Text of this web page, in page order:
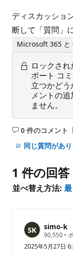
ディスカッショ
断して「質問」
Microsoft 365
ロックされ
ポート コ
立つかど
メントの
ません。
0 件のコメント
コ
メ
は
あ
ま
ん
同じ質問があ
1 件の回答
並べ替え方法:
simo-k
90,550 評
価
の
•
2025年5月27日